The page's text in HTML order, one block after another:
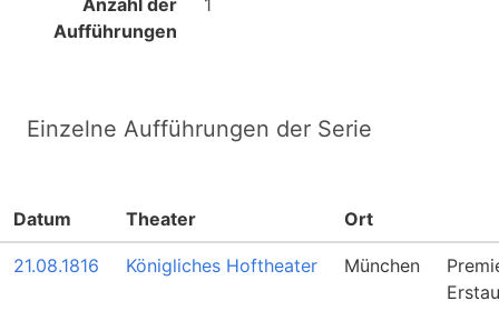
Anzahl der
Aufführungen
1
Einzelne Aufführungen der Serie
Datum Theater Ort
21.08.1816 Königliches Hoftheater München